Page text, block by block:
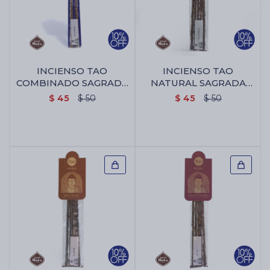
INCIENSO TAO
COMBINADO SAGRADA
MADRE - P.s/reina De La
$ 45 $ 50
INCIENSO TAO
NATURAL SAGRADA
MADRE X5 - Palo
$ 45 $ 50